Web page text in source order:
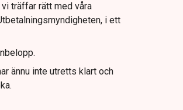
träffar rätt med våra
i ett
ännu inte utretts klart och